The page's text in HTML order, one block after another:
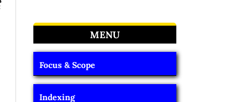
MENU
Focus & Scope
Indexing